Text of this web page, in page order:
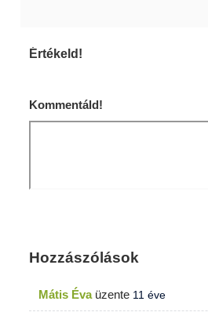
Értékeld!
Kommentáld!
Hozzászólások
Mátis Évaüzente 11 éve